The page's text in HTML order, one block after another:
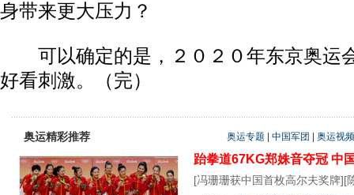
身带来更大压力？
可以确定的是，２０２０年东京奥运
好看刺激。（完）
奥运精彩推荐 奥运专题 中国军团 奥运视频
跆拳道67KG郑姝音夺冠 中
[冯珊珊获中国首枚高尔夫奖牌][